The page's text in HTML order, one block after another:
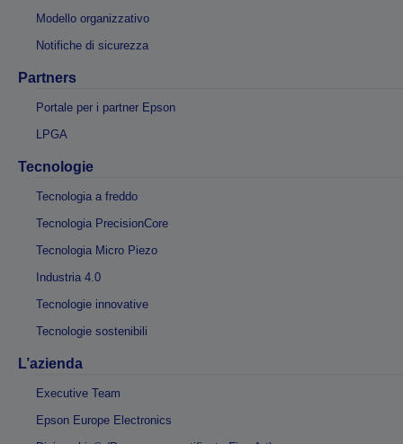
Modello organizzativo
Notifiche di sicurezza
Partners
Portale per i partner Epson
LPGA
Tecnologie
Tecnologia a freddo
Tecnologia PrecisionCore
Tecnologia Micro Piezo
Industria 4.0
Tecnologie innovative
Tecnologie sostenibili
L’azienda
Executive Team
Epson Europe Electronics